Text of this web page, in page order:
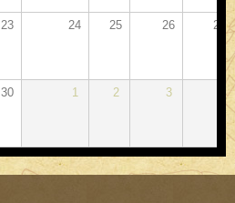
23 24 25 26 27
30 1 2 3